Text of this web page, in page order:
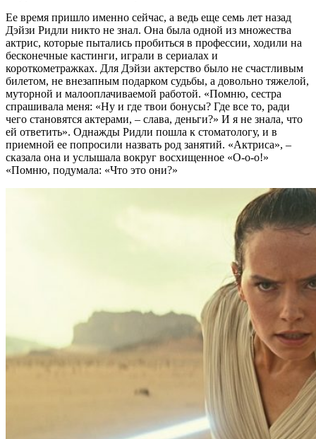
Ее время пришло именно сейчас, а ведь еще семь лет назад
Дэйзи Ридли никто не знал. Она была одной из множества
актрис, которые пытались пробиться в профессии, ходили на
бесконечные кастинги, играли в сериалах и
короткометражках. Для Дэйзи актерство было не счастливым
билетом, не внезапным подарком судьбы, а довольно тяжелой,
муторной и малооплачиваемой работой. «Помню, сестра
спрашивала меня: «Ну и где твои бонусы? Где все то, ради
чего становятся актерами, – слава, деньги?» И я не знала, что
ей ответить». Однажды Ридли пошла к стоматологу, и в
приемной ее попросили назвать род занятий. «Актриса», –
сказала она и услышала вокруг восхищенное «О-о-о!»
«Помню, подумала: «Что это они?»